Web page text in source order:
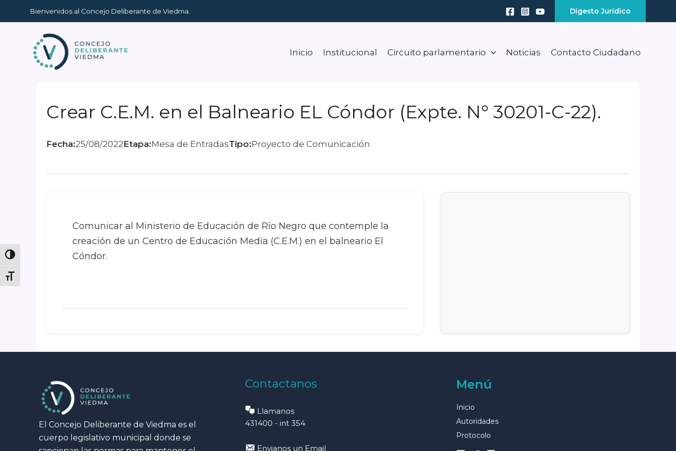
Toggle High Contrast
Toggle Font size
al
contenido
Bienvenidos al Concejo Deliberante de Viedma. Digesto Juridico
Inicio Institucional Circuito parlamentario Noticias Contacto Ciudadano
Crear C.E.M. en el Balneario EL Cóndor (Expte. N° 30201-C-22).
Fecha:25/08/2022Etapa:Mesa de EntradasTipo:Proyecto de Comunicación
Comunicar al Ministerio de Educación de Río Negro que contemple la
creación de un Centro de Educación Media (C.E.M.) en el balneario El
Cóndor.
El Concejo Deliberante de Viedma es el
cuerpo legislativo municipal donde se
Contactanos
Llamanos
431400 - int 354
Envianos un Email
Menú
Inicio
Autoridades
Protocolo